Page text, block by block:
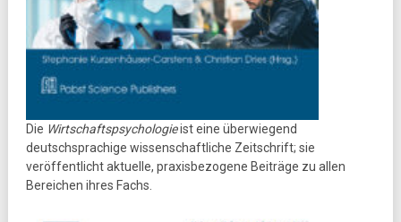
Die Wirtschaftspsychologieist eine überwiegend
deutschsprachige wissenschaftliche Zeitschrift; sie
veröffentlicht aktuelle, praxisbezogene Beiträge zu allen
Bereichen ihres Fachs.